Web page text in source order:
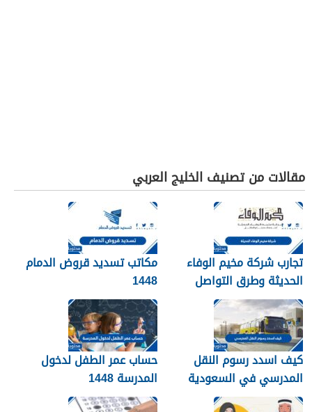
مقالات من تصنيف الخليج العربي
تجارب شركة مخيم الوفاء
الحديثة وطرق التواصل
معهم 1448
مكاتب تسديد قروض الدمام
1448
كيف اسدد رسوم النقل
المدرسي في السعودية
1448
حساب عمر الطفل لدخول
المدرسة 1448